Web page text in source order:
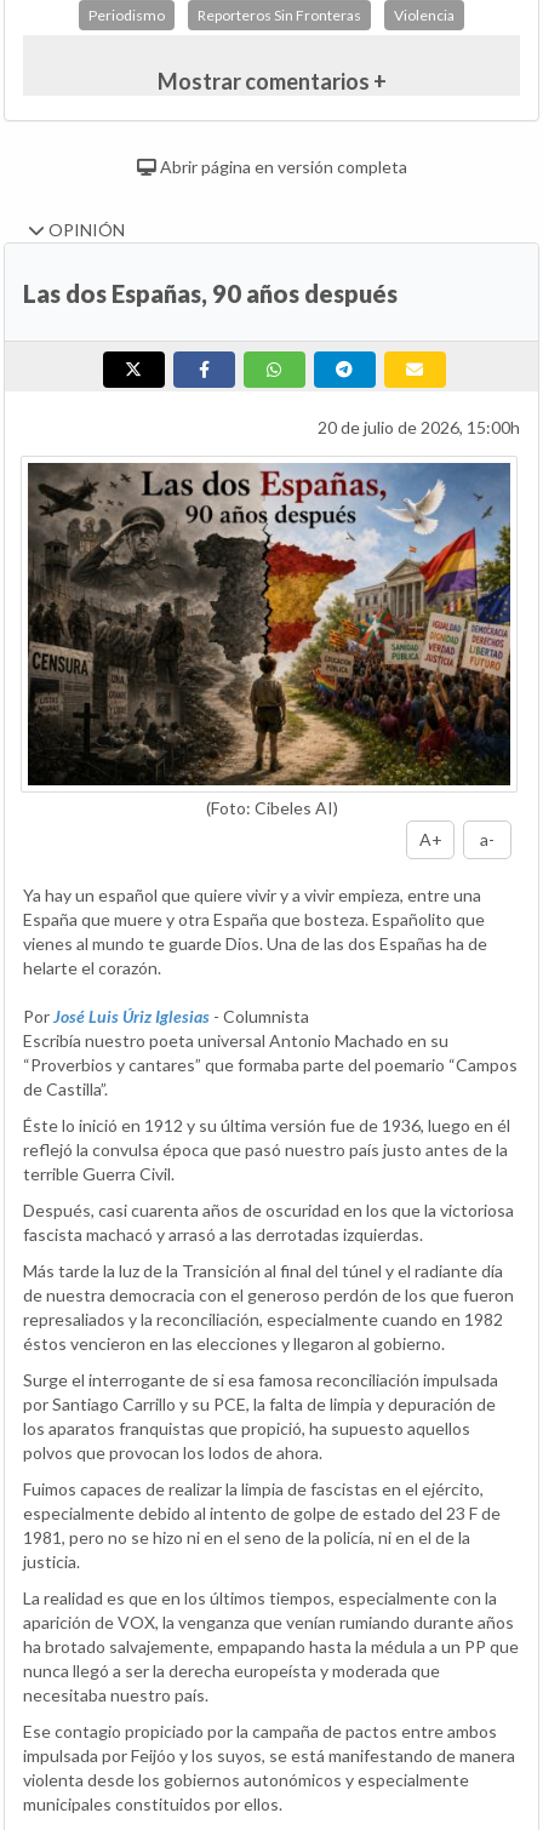
Periodismo Reporteros Sin Fronteras Violencia
Mostrar comentarios +
Abrir página en versión completa
OPINIÓN
Las dos Españas, 90 años después
20 de julio de 2026, 15:00h
(Foto: Cibeles AI)
A+
a-
Ya hay un español que quiere vivir y a vivir empieza, entre una
España que muere y otra España que bosteza. Españolito que
vienes al mundo te guarde Dios. Una de las dos Españas ha de
helarte el corazón.
PorJosé Luis Úriz Iglesias - Columnista
Escribía nuestro poeta universal Antonio Machado en su
“Proverbios y cantares” que formaba parte del poemario “Campos
de Castilla”.
Éste lo inició en 1912 y su última versión fue de 1936, luego en él
reflejó la convulsa época que pasó nuestro país justo antes de la
terrible Guerra Civil.
Después, casi cuarenta años de oscuridad en los que la victoriosa
fascista machacó y arrasó a las derrotadas izquierdas.
Más tarde la luz de la Transición al final del túnel y el radiante día
de nuestra democracia con el generoso perdón de los que fueron
represaliados y la reconciliación, especialmente cuando en 1982
éstos vencieron en las elecciones y llegaron al gobierno.
Surge el interrogante de si esa famosa reconciliación impulsada
por Santiago Carrillo y su PCE, la falta de limpia y depuración de
los aparatos franquistas que propició, ha supuesto aquellos
polvos que provocan los lodos de ahora.
Fuimos capaces de realizar la limpia de fascistas en el ejército,
especialmente debido al intento de golpe de estado del 23 F de
1981, pero no se hizo ni en el seno de la policía, ni en el de la
justicia.
La realidad es que en los últimos tiempos, especialmente con la
aparición de VOX, la venganza que venían rumiando durante años
ha brotado salvajemente, empapando hasta la médula a un PP que
nunca llegó a ser la derecha europeísta y moderada que
necesitaba nuestro país.
Ese contagio propiciado por la campaña de pactos entre ambos
impulsada por Feijóo y los suyos, se está manifestando de manera
violenta desde los gobiernos autonómicos y especialmente
municipales constituidos por ellos.